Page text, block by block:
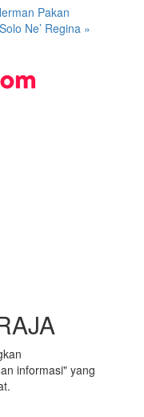
Pakan
Ne’ Regina »
informasi" yang